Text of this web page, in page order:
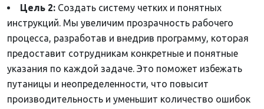
Цель 2: Создать систему четких и понятных
инструкций. Мы увеличим прозрачность рабочего
процесса, разработав и внедрив программу, которая
предоставит сотрудникам конкретные и понятные
указания по каждой задаче. Это поможет избежать
путаницы и неопределенности, что повысит
производительность и уменьшит количество ошибок